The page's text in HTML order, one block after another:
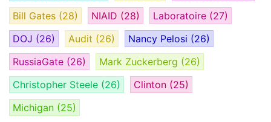
Bill Gates (28) NIAID (28) Laboratoire (27)
DOJ (26) Audit (26) Nancy Pelosi (26)
RussiaGate (26) Mark Zuckerberg (26)
Christopher Steele (26) Clinton (25)
Michigan (25)